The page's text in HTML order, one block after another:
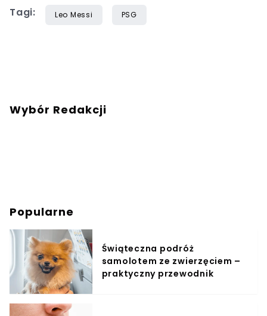
Tagi: Leo Messi PSG
Wybór Redakcji
Popularne
Świąteczna podróż
samolotem ze zwierzęciem –
praktyczny przewodnik